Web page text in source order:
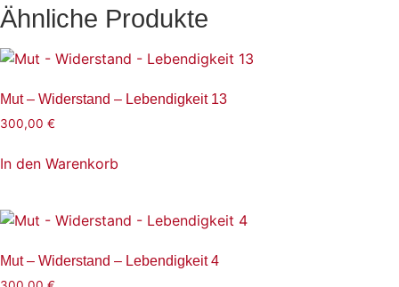
Ähnliche Produkte
Mut – Widerstand – Lebendigkeit 13
300,00 €
In den Warenkorb
Mut – Widerstand – Lebendigkeit 4